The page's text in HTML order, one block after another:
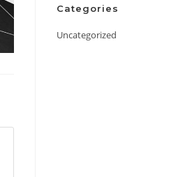
Categories
Uncategorized